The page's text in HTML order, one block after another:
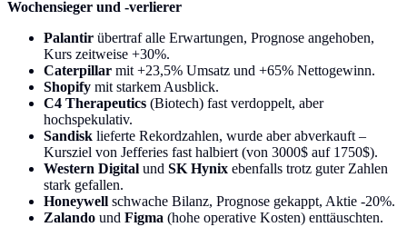
Wochensieger und -verlierer
Palantir übertraf alle Erwartungen, Prognose angehoben,
Kurs zeitweise +30%.
Caterpillar mit +23,5% Umsatz und +65% Nettogewinn.
Shopify mit starkem Ausblick.
C4 Therapeutics (Biotech) fast verdoppelt, aber
hochspekulativ.
Sandisk lieferte Rekordzahlen, wurde aber abverkauft –
Kursziel von Jefferies fast halbiert (von 3000$ auf 1750$).
Western Digital und SK Hynix ebenfalls trotz guter Zahlen
stark gefallen.
Honeywell schwache Bilanz, Prognose gekappt, Aktie -20%.
Zalando und Figma (hohe operative Kosten) enttäuschten.